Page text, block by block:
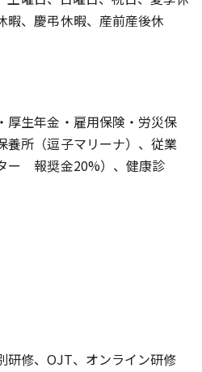
暇、慶弔休暇、産前産後休
厚生年金・雇用保険・労災保
養所（逗子マリーナ）、従業
ー 報奨金20%）、健康診
研修、OJT、オンライン研修